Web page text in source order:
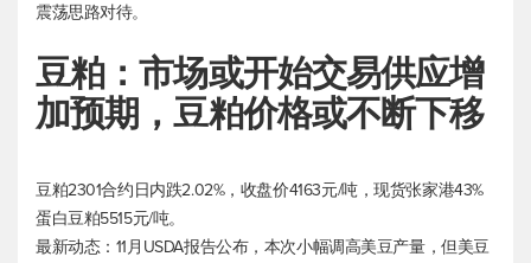
震荡思路对待。
豆粕：市场或开始交易供应增
加预期，豆粕价格或不断下移
豆粕2301合约日内跌2.02%，收盘价4163元/吨，现货张家港43%
蛋白豆粕5515元/吨。
最新动态：11月USDA报告公布，本次小幅调高美豆产量，但美豆